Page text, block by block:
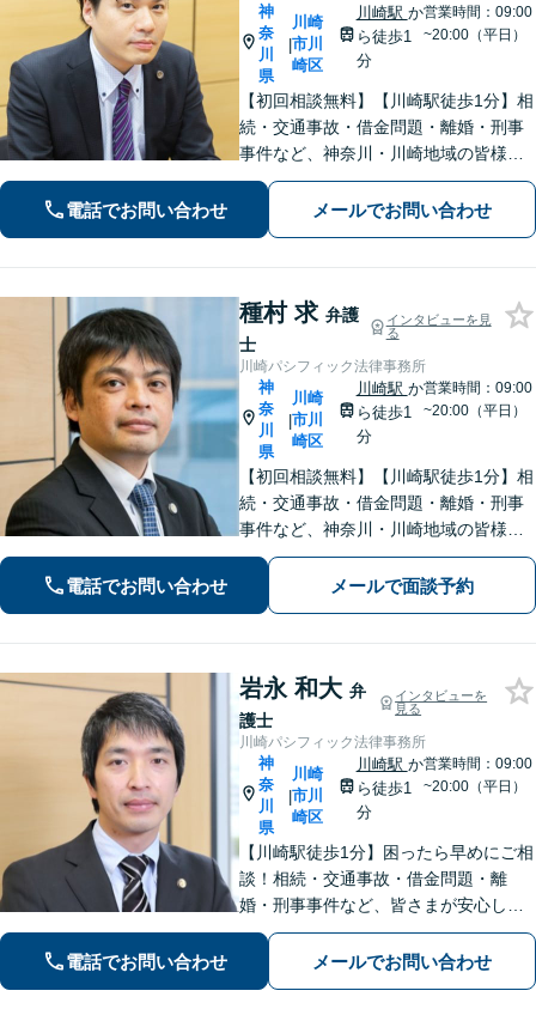
神
奈
川
県
|
川崎
市川
崎区
川崎駅 か
ら徒歩1
分
営業時間：09:00
~20:00（平日）
【初回相談無料】【川崎駅徒歩1分】相
続・交通事故・借金問題・離婚・刑事
事件など、神奈川・川崎地域の皆様の
法律問題を解決すべく、親身になって
取り組みます。クチコミ・リピーター
の方も多数。お気軽にお問い合わせ下
電話でお問い合わせ メールでお問い合わせ
種村 求 弁護
士
インタビューを見
る
川崎パシフィック法律事務所
神
奈
川
県
|
川崎
市川
崎区
川崎駅 か
ら徒歩1
分
営業時間：09:00
~20:00（平日）
【初回相談無料】【川崎駅徒歩1分】相
続・交通事故・借金問題・離婚・刑事
事件など、神奈川・川崎地域の皆様の
法律問題を解決すべく、親身になって
取り組みます。クチコミ・リピーター
の方も多数。お気軽にお問い合わせ下
電話でお問い合わせ メールで面談予約
岩永 和大 弁
護士
インタビューを
見る
川崎パシフィック法律事務所
神
奈
川
県
|
川崎
市川
崎区
川崎駅 か
ら徒歩1
分
営業時間：09:00
~20:00（平日）
【川崎駅徒歩1分】困ったら早めにご相
談！相続・交通事故・借金問題・離
婚・刑事事件など、皆さまが安心して
暮らせるように問題解決に尽力しま
す。【地元密着】クチコミ・リピータ
ーの方も多数。「こんなことで」と思
電話でお問い合わせ メールでお問い合わせ